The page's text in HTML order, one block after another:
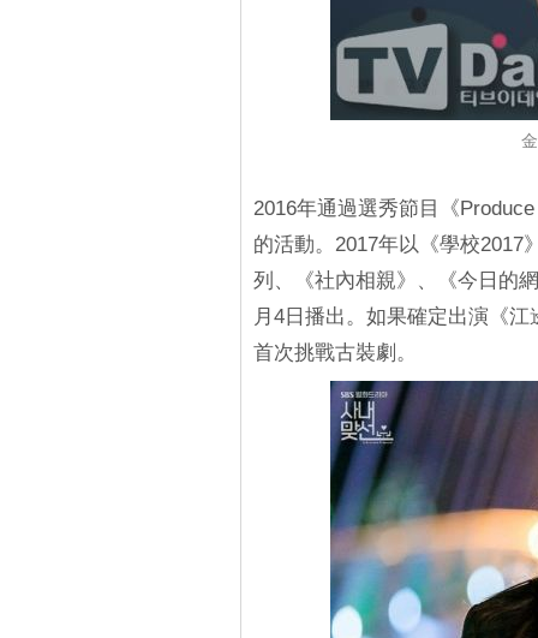
2016年通過選秀節目《
的活動。2017年以《學校2017
列、《社內相親》、《今日的
月4日播出。如果確定出演《
首次挑戰古裝劇。